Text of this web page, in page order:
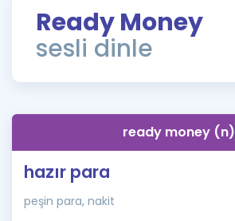
ÖSYM Sınav Takvimi
Kampanyalar
İngilizce Gramer
Ready Money
sesli dinle
ready money (n)
hazır para
peşin para, nakit